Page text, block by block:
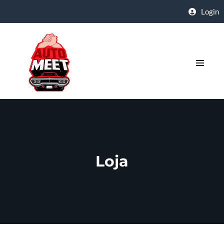
Login
Loja